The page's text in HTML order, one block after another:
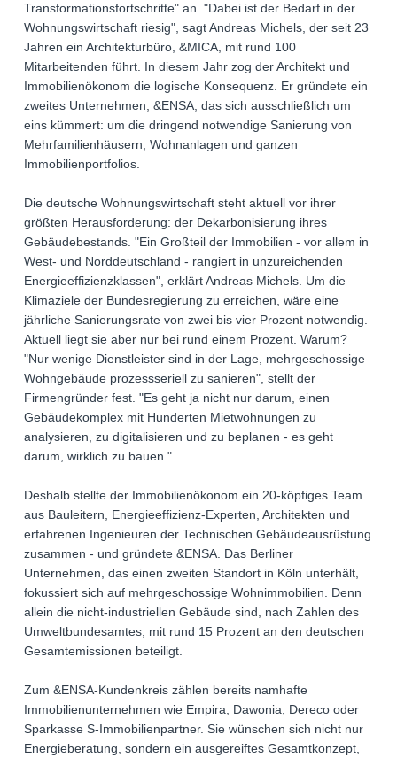
Transformationsfortschritte" an. "Dabei ist der Bedarf in der
Wohnungswirtschaft riesig", sagt Andreas Michels, der seit 23
Jahren ein Architekturbüro, &MICA, mit rund 100
Mitarbeitenden führt. In diesem Jahr zog der Architekt und
Immobilienökonom die logische Konsequenz. Er gründete ein
zweites Unternehmen, &ENSA, das sich ausschließlich um
eins kümmert: um die dringend notwendige Sanierung von
Mehrfamilienhäusern, Wohnanlagen und ganzen
Immobilienportfolios.
Die deutsche Wohnungswirtschaft steht aktuell vor ihrer
größten Herausforderung: der Dekarbonisierung ihres
Gebäudebestands. "Ein Großteil der Immobilien - vor allem in
West- und Norddeutschland - rangiert in unzureichenden
Energieeffizienzklassen", erklärt Andreas Michels. Um die
Klimaziele der Bundesregierung zu erreichen, wäre eine
jährliche Sanierungsrate von zwei bis vier Prozent notwendig.
Aktuell liegt sie aber nur bei rund einem Prozent. Warum?
"Nur wenige Dienstleister sind in der Lage, mehrgeschossige
Wohngebäude prozessseriell zu sanieren", stellt der
Firmengründer fest. "Es geht ja nicht nur darum, einen
Gebäudekomplex mit Hunderten Mietwohnungen zu
analysieren, zu digitalisieren und zu beplanen - es geht
darum, wirklich zu bauen."
Deshalb stellte der Immobilienökonom ein 20-köpfiges Team
aus Bauleitern, Energieeffizienz-Experten, Architekten und
erfahrenen Ingenieuren der Technischen Gebäudeausrüstung
zusammen - und gründete &ENSA. Das Berliner
Unternehmen, das einen zweiten Standort in Köln unterhält,
fokussiert sich auf mehrgeschossige Wohnimmobilien. Denn
allein die nicht-industriellen Gebäude sind, nach Zahlen des
Umweltbundesamtes, mit rund 15 Prozent an den deutschen
Gesamtemissionen beteiligt.
Zum &ENSA-Kundenkreis zählen bereits namhafte
Immobilienunternehmen wie Empira, Dawonia, Dereco oder
Sparkasse S-Immobilienpartner. Sie wünschen sich nicht nur
Energieberatung, sondern ein ausgereiftes Gesamtkonzept,